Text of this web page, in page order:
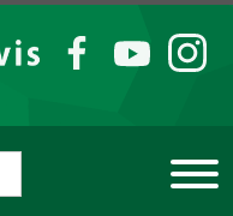
VIS
FB YT IG